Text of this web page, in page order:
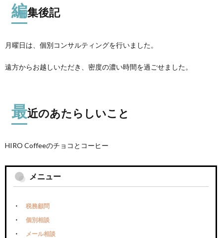
編集後記
月曜日は、個別コンサルティングを行いました。
遠方からお越しいただき、密度の濃い時間を過ごせました。
最近のあたらしいこと
HIRO Coffeeのチョコとコーヒー
メニュー
税務顧問
個別相談
メール相談